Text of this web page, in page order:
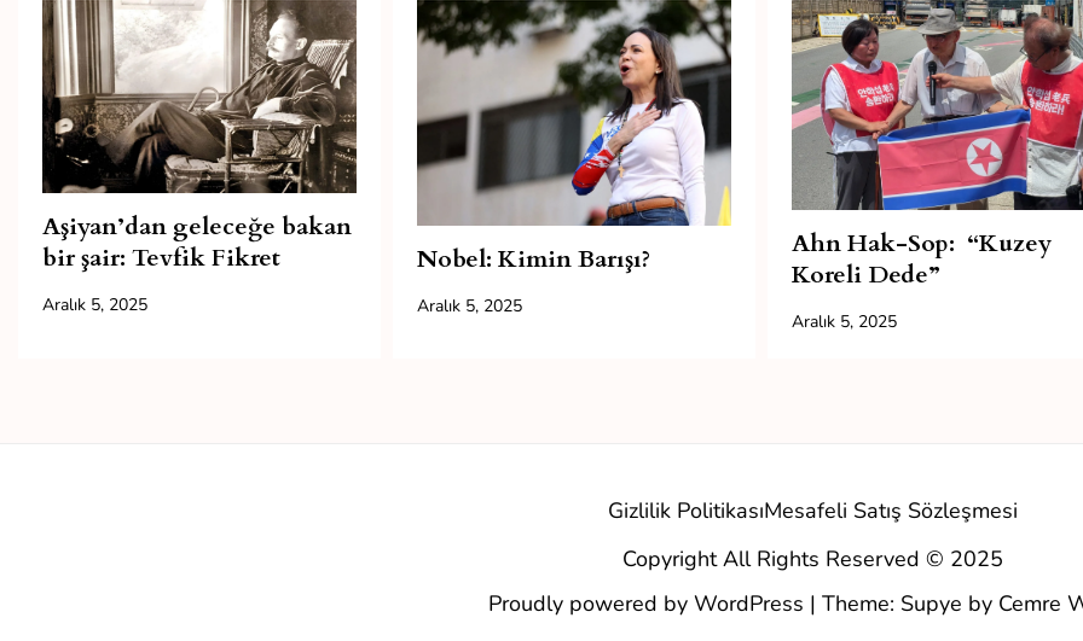
Aşiyan’dan geleceğe bakan
bir şair: Tevfik Fikret
Aralık 5, 2025
Nobel: Kimin Barışı?
Aralık 5, 2025
Ahn Hak-Sop: “Kuzey
Koreli Dede”
Aralık 5, 2025
Gizlilik PolitikasıMesafeli Satış Sözleşmesi
Copyright All Rights Reserved © 2025
Proudly powered by WordPress | Theme: Supye by Cemre